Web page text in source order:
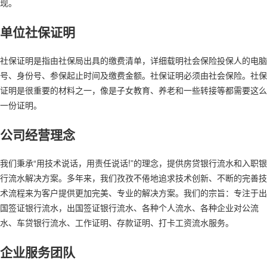
现。
单位社保证明
社保证明是指由社保局出具的缴费清单，详细载明社会保险投保人的电脑
号、身份号、参保起止时间及缴费金额。社保证明必须由社会保险。社保
证明是很重要的材料之一，像是子女教育、养老和一些转接等都需要这么
一份证明。
公司经营理念
我们秉承“用技术说话，用责任说话!”的理念，提供房贷银行流水和入职银
行流水解决方案。多年来，我们孜孜不倦地追求技术创新、不断的完善技
术流程来为客户提供更加完美、专业的解决方案。我们的宗旨：专注于出
国签证银行流水，出国签证银行流水、各种个人流水、各种企业对公流
水、车贷银行流水、工作证明、存款证明、打卡工资流水服务。
企业服务团队